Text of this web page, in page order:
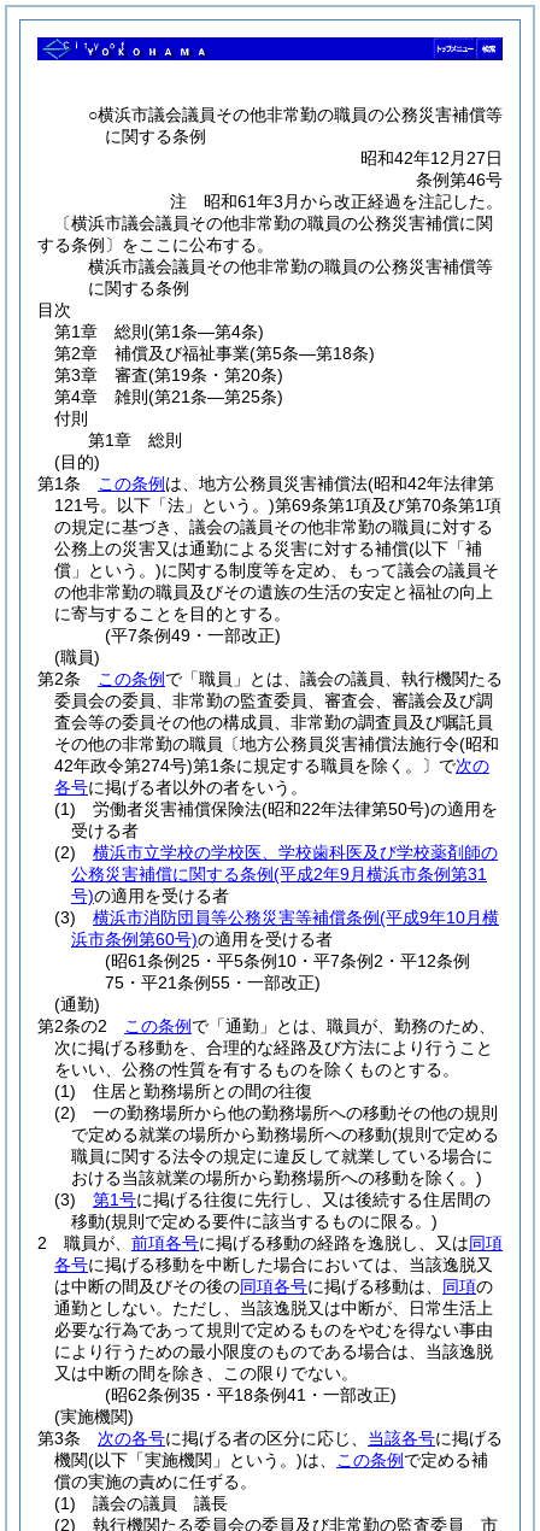
○横浜市議会議員その他非常勤の職員の公務災害補償等
に関する条例
昭和42年12月27日
条例第46号
注 昭和61年3月から改正経過を注記した。
〔横浜市議会議員その他非常勤の職員の公務災害補償に関
する条例〕をここに公布する。
横浜市議会議員その他非常勤の職員の公務災害補償等
に関する条例
目次
第1章
総則 (第1条―第4条)
第2章
補償及び福祉事業(第5条―第18条)
第3章
審査(第19条・第20条)
第4章
雑則 (第21条―第25条)
付則
第1章
総則
(目的)
第1条
この条例 は、地方公務員災害補償法(昭和42年法律第
121号。以下「法」という。)第69条第1項及び第70条第1項
の規定に基づき、議会の議員その他非常勤の職員に対する
公務上の災害又は通勤による災害に対する補償(以下「補
償」という。)に関する制度等を定め、もって議会の議員そ
の他非常勤の職員及びその遺族の生活の安定と福祉の向上
に寄与することを目的とする。
(平7条例49・一部改正)
(職員)
第2条
この条例 で「職員」とは、議会の議員、執行機関たる
委員会の委員、非常勤の監査委員、審査会、審議会及び調
査会等の委員その他の構成員、非常勤の調査員及び嘱託員
その他の非常勤の職員〔地方公務員災害補償法施行令(昭和
42年政令第274号)第1条に規定する職員を除く。 〕で次の
各号に掲げる者以外の者をいう。
(1)
労働者災害補償保険法(昭和22年法律第50号)の適用を
受ける者
(2)
横浜市立学校の学校医、学校歯科医及び学校薬剤師の
公務災害補償に関する条例(平成2年9月横浜市条例第31
号)の適用を受ける者
(3)
横浜市消防団員等公務災害等補償条例(平成9年10月横
浜市条例第60号)の適用を受ける者
(昭61条例25・平5条例10・平7条例2・平12条例
75・平21条例55・一部改正)
(通勤)
第2条の2
この条例 で「通勤」とは、職員が、勤務のため、
次に掲げる移動を、合理的な経路及び方法により行うこと
をいい、公務の性質を有するものを除くものとする。
(1)
住居と勤務場所との間の往復
(2)
一の勤務場所から他の勤務場所への移動その他の規則
で定める就業の場所から勤務場所への移動(規則で定める
職員に関する法令の規定に違反して就業している場合に
おける当該就業の場所から勤務場所への移動を除く。)
(3)
第1号に掲げる往復に先行し、又は後続する住居間の
移動(規則で定める要件に該当するものに限る。)
2
職員が、 前項各号に掲げる移動の経路を逸脱し、又は同項
各号に掲げる移動を中断した場合においては、当該逸脱又
は中断の間及びその後の同項各号に掲げる移動は、 同項の
通勤としない。 ただし、当該逸脱又は中断が、日常生活上
必要な行為であって規則で定めるものをやむを得ない事由
により行うための最小限度のものである場合は、当該逸脱
又は中断の間を除き、この限りでない。
(昭62条例35・平18条例41・一部改正)
(実施機関)
第3条
次の各号に掲げる者の区分に応じ、 当該各号に掲げる
機関(以下「実施機関」という。)は、 この条例 で定める補
償の実施の責めに任ずる。
(1)
議会の議員 議長
(2)
執行機関たる委員会の委員及び非常勤の監査委員 市